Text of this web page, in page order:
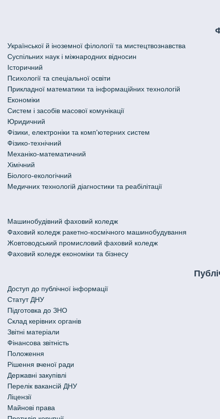
Української й іноземної філології та мистецтвознавства
Cуспільних наук і міжнародних відносин
Історичний
Психології та спеціальної освіти
Прикладної математики та інформаційних технологій
Економіки
Систем і засобів масової комунікації
Юридичний
Фізики, електроніки та комп'ютерних систем
Фізико-технічний
Механіко-математичний
Хімічний
Біолого-екологічний
Медичних технологій діагностики та реабілітації
Машинобудівний фаховий коледж
Фаховий коледж ракетно-космічного машинобудування
Жовтоводський промисловий фаховий коледж
Фаховий коледж економіки та бізнесу
Доступ до публічної інформації
Статут ДНУ
Підготовка до ЗНО
Склад керівних органів
Звітні матеріали
Фінансова звітність
Положення
Рішення вченої ради
Державні закупівлі
Перелік вакансій ДНУ
Ліцензії
Майнові права